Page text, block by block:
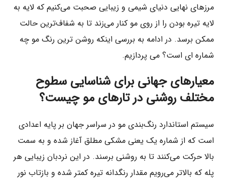
مرزهای نهایی دنیای شیمی و زیبایی صحبت می‌کنیم که لایه به
لایه تیره بودن را از روی مو کنار می‌زند تا به شفاف‌ترین حالت
ممکن برسد. در ادامه به بررسی اینکه روشن ترین رنگ مو چه
شماره ای است؟ می پردازیم.
معیارهای جهانی برای شناسایی سطوح
مختلف روشنی در تارهای مو چیست؟
سیستم استاندارد رنگ‌بندی مو در سراسر جهان بر پایه اعدادی
است که از شماره یک یعنی مشکی مطلق آغاز شده و به سمت
بالا حرکت می‌کنند تا به روشنی برسند. در این نردبان زیبایی هر
پله که بالاتر می‌رویم مقدار رنگدانه تیره کمتر شده و بازتاب نور